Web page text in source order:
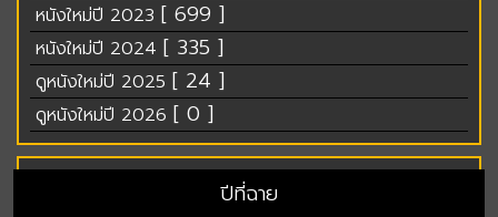
หนังใหม่ปี 2023 [ 699 ]
หนังใหม่ปี 2024 [ 335 ]
ดูหนังใหม่ปี 2025 [ 24 ]
ดูหนังใหม่ปี 2026 [ 0 ]
ปีที่ฉาย